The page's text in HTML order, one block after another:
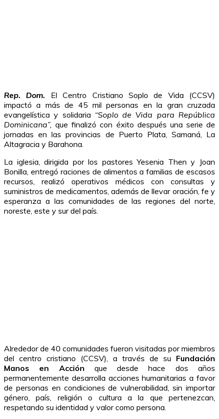
Rep. Dom.
El Centro Cristiano Soplo de Vida (CCSV)
impactó a más de 45 mil personas en la gran cruzada
evangelística y solidaria “Soplo de Vida para República
Dominicana”, que finalizó con éxito después una serie de
jornadas en las provincias de Puerto Plata, Samaná, La
Altagracia y Barahona.
La iglesia, dirigida por los pastores Yesenia Then y Joan
Bonilla, entregó raciones de alimentos a familias de escasos
recursos, realizó operativos médicos con consultas y
suministros de medicamentos, además de llevar oración, fe y
esperanza a las comunidades de las regiones del norte,
noreste, este y sur del país.
Alrededor de 40 comunidades fueron visitadas por miembros
del centro cristiano (CCSV), a través de su Fundación
Manos en Acción que desde hace dos años
permanentemente desarrolla acciones humanitarias a favor
de personas en condiciones de vulnerabilidad, sin importar
género, país, religión o cultura a la que pertenezcan,
respetando su identidad y valor como persona.